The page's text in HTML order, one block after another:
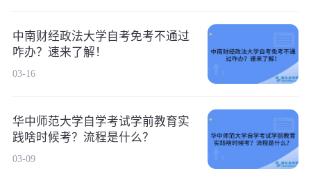
中南财经政法大学自考免考不通过
咋办？速来了解！
03-16
华中师范大学自学考试学前教育实
践啥时候考？流程是什么？
03-09